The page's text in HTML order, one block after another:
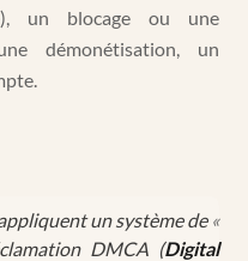
un blocage ou une
démonétisation, un
un système de «
DMCA (Digital